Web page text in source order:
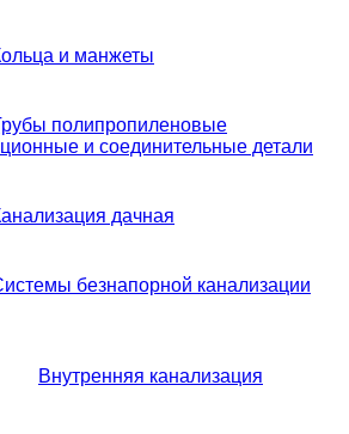
и манжеты
полипропиленовые
и соединительные детали
дачная
безнапорной канализации
Внутренняя канализация